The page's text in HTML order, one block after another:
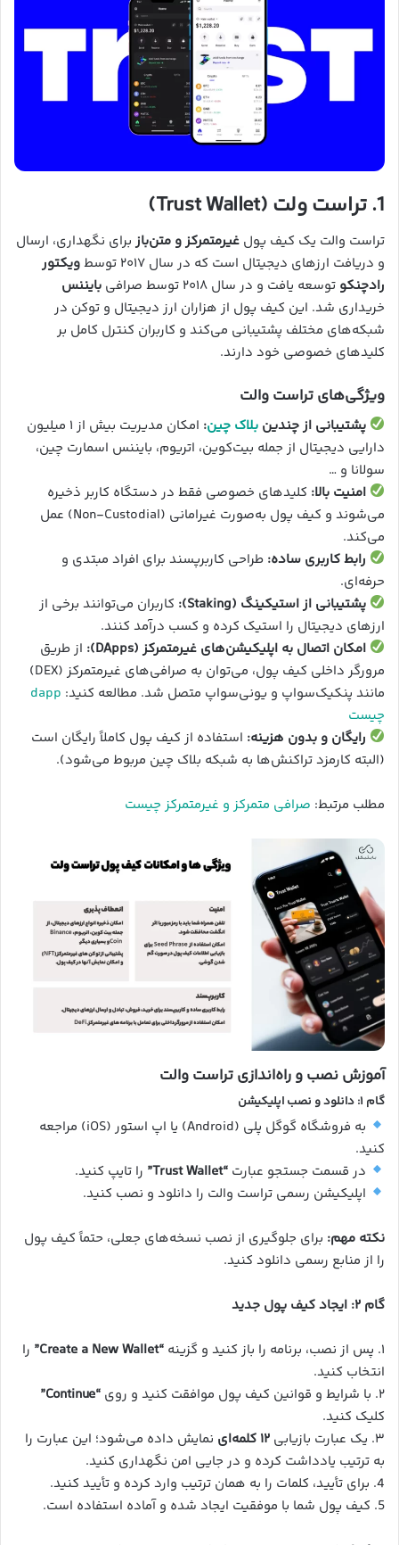
1. تراست ولت (Trust Wallet)
تراست والت یک کیف پول غیرمتمرکز و متن‌بازبرای نگهداری، ارسال
و دریافت ارزهای دیجیتال است که در سال ۲۰۱۷ توسط
ویکتور
رادچنکو توسعه یافت و در سال ۲۰۱۸ توسط صرافی
بایننس
خریداری شد. این کیف پول از هزاران ارز دیجیتال و توکن در
شبکه‌های مختلف پشتیبانی می‌کند و کاربران کنترل کامل بر
کلیدهای خصوصی خود دارند.
ویژگی‌های تراست والت
پشتیبانی از چندینبلاک چین:
امکان مدیریت بیش از ۱ میلیون
دارایی دیجیتال از جمله بیت‌کوین، اتریوم، بایننس اسمارت چین،
سولانا و …
امنیت بالا: کلیدهای خصوصی فقط در دستگاه کاربر ذخیره
می‌شوند و کیف پول به‌صورت غیرامانی (Non-Custodial) عمل
می‌کند.
رابط کاربری ساده: طراحی کاربرپسند برای افراد مبتدی و
حرفه‌ای.
پشتیبانی از استیکینگ (Staking):
کاربران می‌توانند برخی از
ارزهای دیجیتال را استیک کرده و کسب درآمد کنند.
امکان اتصال به اپلیکیشن‌های غیرمتمرکز (DApps):
از طریق
مرورگر داخلی کیف پول، می‌توان به صرافی‌های غیرمتمرکز (DEX)
مانند پنکیک‌سواپ و یونی‌سواپ متصل شد. مطالعه کنید: dapp
چیست
رایگان و بدون هزینه: استفاده از کیف پول کاملاً رایگان است
(البته کارمزد تراکنش‌ها به شبکه بلاک چین مربوط می‌شود).
مطلب مرتبط: صرافی متمرکز و غیرمتمرکز چیست
آموزش نصب و راه‌اندازی تراست والت
گام ۱: دانلود و نصب اپلیکیشن
به فروشگاه گوگل پلی (Android) یا اپ استور (iOS) مراجعه
کنید.
در قسمت جستجو عبارت“Trust Wallet”
را تایپ کنید.
اپلیکیشن رسمی تراست والت را دانلود و نصب کنید.
نکته مهم: برای جلوگیری از نصب نسخه‌های جعلی، حتماً کیف پول
را از منابع رسمی دانلود کنید.
گام ۲: ایجاد کیف پول جدید
۱. پس از نصب، برنامه را باز کنید و گزینه “Create a New Wallet”
را
انتخاب کنید.
۲. با شرایط و قوانین کیف پول موافقت کنید و روی
“Continue”
کلیک کنید.
۳. یک عبارت بازیابی
۱۲ کلمه‌ای
نمایش داده می‌شود؛ این عبارت را
به ترتیب یادداشت کرده و در جایی امن نگهداری کنید.
4. برای تأیید، کلمات را به همان ترتیب وارد کرده و تأیید کنید.
5. کیف پول شما با موفقیت ایجاد شده و آماده استفاده است.